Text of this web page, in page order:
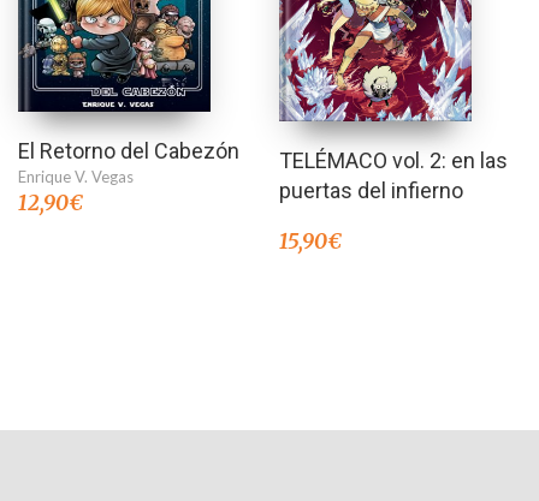
El Retorno del Cabezón
Enrique V. Vegas
12,90€
TELÉMACO vol. 2: en las
puertas del infierno
15,90€